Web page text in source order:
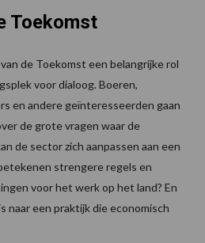
Toekomst
de Toekomst een belangrijke rol
voor dialoog. Boeren,
en andere geïnteresseerden gaan
de grote vragen waar de
de sector zich aanpassen aan een
strengere regels en
voor het werk op het land? En
naar een praktijk die economisch